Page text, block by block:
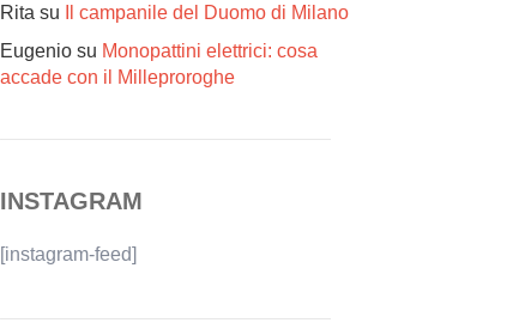
Rita su
Il campanile del Duomo di Milano
Eugenio su Monopattini elettrici: cosa
accade con il Milleproroghe
INSTAGRAM
[instagram-feed]